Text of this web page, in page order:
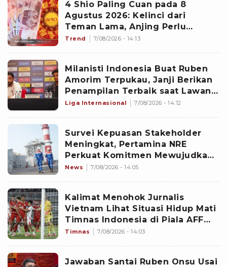
4 Shio Paling Cuan pada 8
Agustus 2026: Kelinci dari
Teman Lama, Anjing Perlu
Waspada
Trend 7/08/2026 - 14:13
Milanisti Indonesia Buat Ruben
Amorim Terpukau, Janji Berikan
Penampilan Terbaik saat Lawan
Chelsea di GBK
Liga Internasional 7/08/2026 - 14:12
Survei Kepuasan Stakeholder
Meningkat, Pertamina NRE
Perkuat Komitmen Mewujudkan
Transisi Energi Berkelanjutan
News 7/08/2026 - 14:05
Kalimat Menohok Jurnalis
Vietnam Lihat Situasi Hidup Mati
Timnas Indonesia di Piala AFF
2026: Sulit tapi Garuda Bisa
Timnas 7/08/2026 - 14:03
Jawaban Santai Ruben Onsu Usai